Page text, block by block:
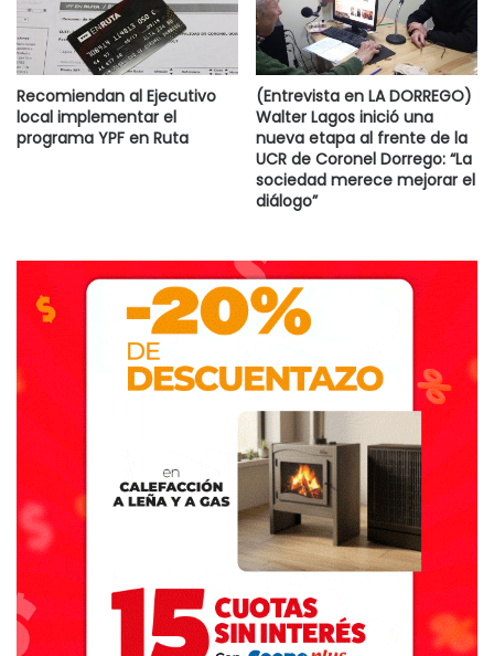
Recomiendan al Ejecutivo
local implementar el
programa YPF en Ruta
(Entrevista en LA DORREGO)
Walter Lagos inició una
nueva etapa al frente de la
UCR de Coronel Dorrego: “La
sociedad merece mejorar el
diálogo”